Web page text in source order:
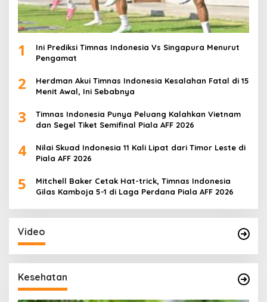
1
Ini Prediksi Timnas Indonesia Vs Singapura Menurut
Pengamat
2
Herdman Akui Timnas Indonesia Kesalahan Fatal di 15
Menit Awal, Ini Sebabnya
3
Timnas Indonesia Punya Peluang Kalahkan Vietnam
dan Segel Tiket Semifinal Piala AFF 2026
4
Nilai Skuad Indonesia 11 Kali Lipat dari Timor Leste di
Piala AFF 2026
5
Mitchell Baker Cetak Hat-trick, Timnas Indonesia
Gilas Kamboja 5-1 di Laga Perdana Piala AFF 2026
Video
Kesehatan